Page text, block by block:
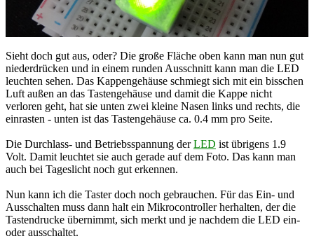
Sieht doch gut aus, oder? Die große Fläche oben kann man nun gut
niederdrücken und in einem runden Ausschnitt kann man die LED
leuchten sehen. Das Kappengehäuse schmiegt sich mit ein bisschen
Luft außen an das Tastengehäuse und damit die Kappe nicht
verloren geht, hat sie unten zwei kleine Nasen links und rechts, die
einrasten - unten ist das Tastengehäuse ca. 0.4 mm pro Seite.
Die Durchlass- und Betriebsspannung derLED ist übrigens 1.9
Volt. Damit leuchtet sie auch gerade auf dem Foto. Das kann man
auch bei Tageslicht noch gut erkennen.
Nun kann ich die Taster doch noch gebrauchen. Für das Ein- und
Ausschalten muss dann halt ein Mikrocontroller herhalten, der die
Tastendrucke übernimmt, sich merkt und je nachdem die LED ein-
oder ausschaltet.